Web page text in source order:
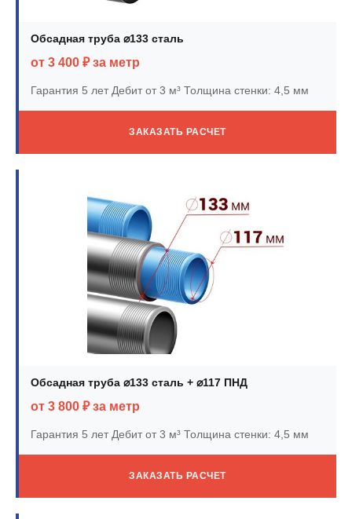
Обсадная труба ⌀133 сталь
от 3 400 ₽ за метр
Гарантия 5 летДебит от 3 м³ Толщина стенки: 4,5 мм
ЗАКАЗАТЬ РАСЧЕТ
Обсадная труба ⌀133 сталь + ⌀117 ПНД
от 3 800 ₽ за метр
Гарантия 5 летДебит от 3 м³ Толщина стенки: 4,5 мм
ЗАКАЗАТЬ РАСЧЕТ